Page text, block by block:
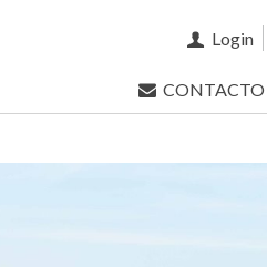
Login
CONTACTO